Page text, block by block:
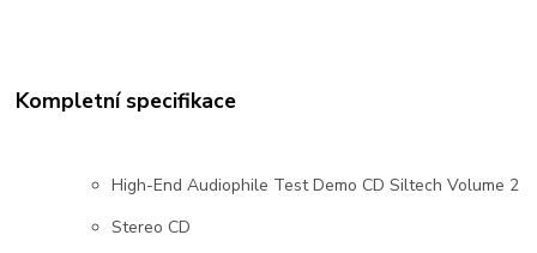
Kompletní specifikace
High-End Audiophile Test Demo CD Siltech Volume 2
Stereo CD